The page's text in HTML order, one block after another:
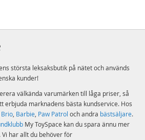
största leksaksbutik på nätet och används
kunder!
välkända varumärken till låga priser, så
erbjuda marknadens bästa kundservice. Hos
Brio, Barbie, Paw Patrol och andra bästsäljare.
My ToySpace kan du spara ännu mer
har allt du behöver för